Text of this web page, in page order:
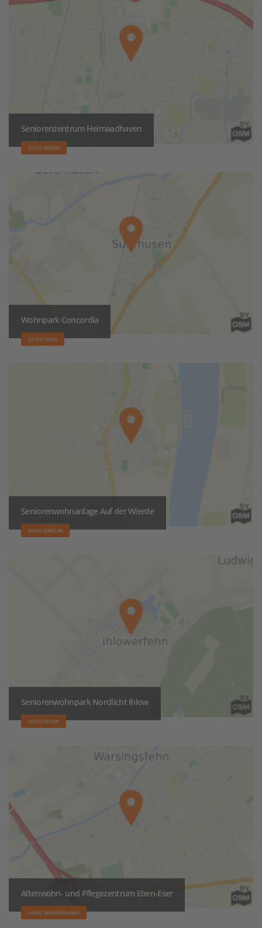
Seniorenzentrum Heimaadhaven
26721 EMDEN
Wohnpark Concordia
26759 HINTE
Seniorenwohnanlage Auf der Wierde
26844 JEMGUM
Seniorenwohnpark Nordlicht Ihlow
26632 IHLOW
Altenwohn- und Pflegezentrum Eben-Eser
26802 MOORMERLAND